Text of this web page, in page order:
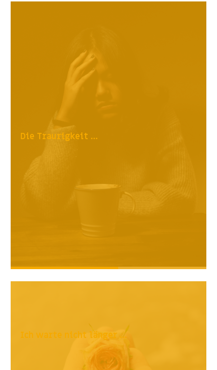
Die Traurigkeit ...
Ich warte nicht länger ...